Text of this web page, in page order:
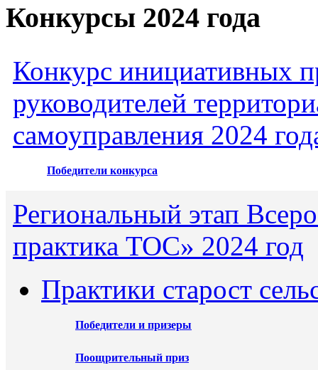
Конкурсы 2024 года
Конкурс инициативных
руководителей
самоуправления 2024
Победители конкурса
Региональный этап
практика ТОС» 2024 год
Практики старост
Победители и призеры
Поощрительный приз